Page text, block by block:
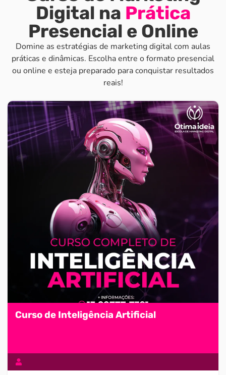
Digital na Prática
Presencial e Online
Domine as estratégias de marketing digital com aulas
práticas e dinâmicas. Escolha entre o formato presencial
ou online e esteja preparado para conquistar resultados
reais!
Curso de Inteligência Artificial